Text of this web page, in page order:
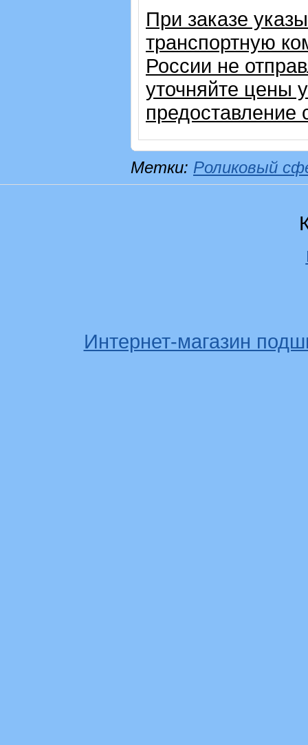
При заказе
транспортную
России не
уточняйте цены
предоставление
Метки: Роликовый
Интернет-магазин